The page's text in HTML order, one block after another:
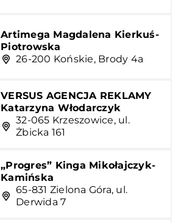
Artimega Magdalena Kierkuś-
Piotrowska
26-200 Końskie, Brody 4a
VERSUS AGENCJA REKLAMY
Katarzyna Włodarczyk
32-065 Krzeszowice, ul.
Żbicka 161
„Progres” Kinga Mikołajczyk-
Kamińska
65-831 Zielona Góra, ul.
Derwida 7